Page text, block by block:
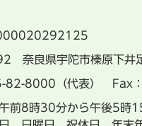
奈良県宇陀市榛原下井
82-8000（代表） Fax
前8時30分から午後5時